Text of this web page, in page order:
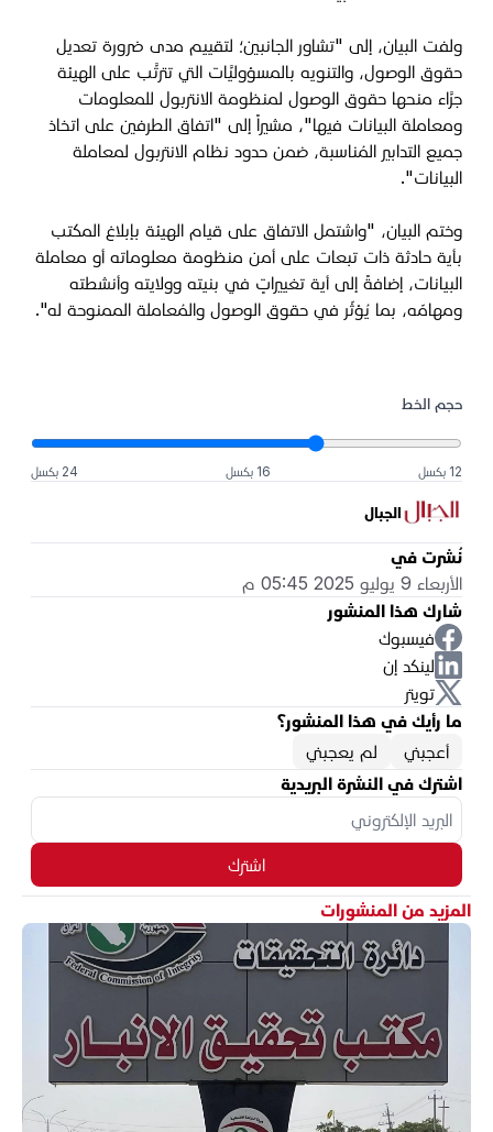
ولفت البيان، إلى "تشاور الجانبين؛ لتقييم مدى ضرورة تعديل
حقوق الوصول، والتنويه بالمسؤوليَّات التي تترتَّب على الهيئة
جرَّاء منحها حقوق الوصول لمنظومة الانتربول للمعلومات
ومعاملة البيانات فيها"، مشيراً إلى "اتفاق الطرفين على اتخاذ
جميع التدابير المُناسبة، ضمن حدود نظام الانتربول لمعاملة
البيانات".
وختم البيان، "واشتمل الاتفاق على قيام الهيئة بإبلاغ المكتب
بأية حادثة ذات تبعات على أمن منظومة معلوماته أو معاملة
البيانات، إضافةً إلى أية تغييراتٍ في بنيته وولايته وأنشطته
ومهامّه، بما يُؤثّر في حقوق الوصول والمُعاملة الممنوحة له".
حجم الخط
12 بكسل 16 بكسل 24 بكسل
الجبال
نُشرت في
الأربعاء 9 يوليو 2025 05:45 م
شارك هذا المنشور
فيسبوك
لينكد إن
تويتر
ما رأيك في هذا المنشور؟
أعجبني
لم يعجبني
اشترك في النشرة البريدية
اشترك
المزيد من المنشورات